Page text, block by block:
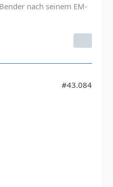
nach seinem EM-
#43.084